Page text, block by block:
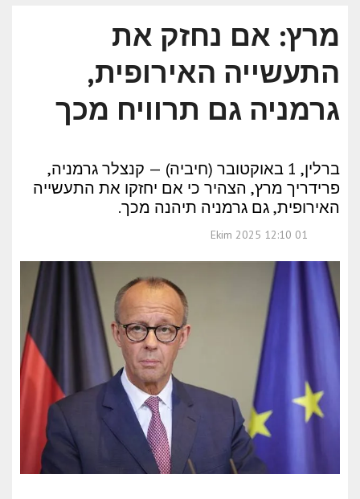
מרץ: אם נחזק את
התעשייה האירופית,
גרמניה גם תרוויח מכך
ברלין, 1 באוקטובר (חיביה) — קנצלר גרמניה,
פרידריך מרץ, הצהיר כי אם יחזקו את התעשייה
האירופית, גם גרמניה תיהנה מכך.
01 Ekim 2025 12:10